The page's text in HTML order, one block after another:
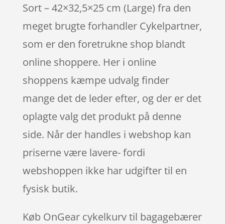
Sort – 42×32,5×25 cm (Large) fra den
meget brugte forhandler Cykelpartner,
som er den foretrukne shop blandt
online shoppere. Her i online
shoppens kæmpe udvalg finder
mange det de leder efter, og der er det
oplagte valg det produkt på denne
side. Når der handles i webshop kan
priserne være lavere- fordi
webshoppen ikke har udgifter til en
fysisk butik.
Køb OnGear cykelkurv til bagagebærer